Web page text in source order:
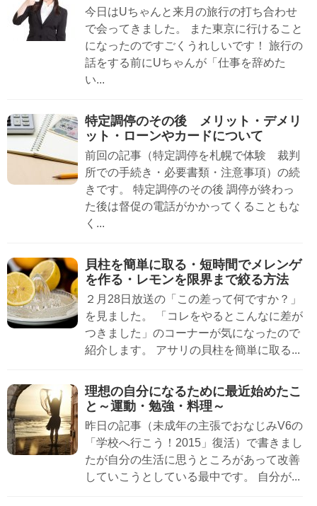
今日はUちゃんと来月の旅行の打ち合わせ
で会ってきました。 また東京に行けること
になったのですごくうれしいです！ 旅行の
話をする前にUちゃんが「仕事を辞めた
い...
特定調停のその後 メリット・デメリ
ット・ローンやカードについて
前回の記事（特定調停を札幌で体験 裁判
所での手続き・必要書類・注意事項）の続
きです。 特定調停のその後 調停が終わっ
た後は督促の電話がかかってくることもな
く...
貝柱を簡単に取る・短時間でメレンゲ
を作る・レモンを限界まで絞る方法
２月28日放送の「この差って何ですか？」
を見ました。 「コレをやるとこんなに差が
つきました」のコーナーが気になったので
紹介します。 アサリの貝柱を簡単に取る...
理想の自分になるために最近始めたこ
と～運動・勉強・料理～
昨日の記事（未成年の主張でおなじみV6の
「学校へ行こう！2015」復活）で書きまし
たが自分の生活に思うところがあって改善
していこうとしている最中です。 自分が...